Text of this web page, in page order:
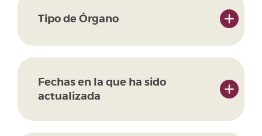
Tipo de Órgano
Fechas en la que ha sido
actualizada